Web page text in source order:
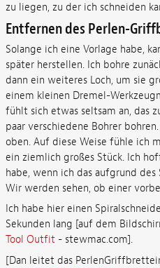
zu liegen, zu der ich schneiden
Entfernen des Perlen-
Solange ich eine Vorlage habe,
später herstellen. Ich bohre
dann ein weiteres Loch, um sie
einem kleinen Dremel-
fühlt sich etwas seltsam an, das
paar verschiedene Bohrer
oben. Auf diese Weise fühle ich
ein ziemlich großes Stück. Ich
habe, wenn ich das aufgrund
Wir werden sehen, ob einer
Ich habe hier einen
Sekunden lang [auf dem
Tool Outfit - stewmac.com].
[Dan leitet das